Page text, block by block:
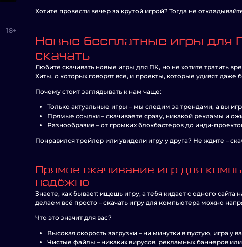
18+
Хотите провести вечер за крутой игрой? Тогда не
Новые бесплатные игры для
скачать
Любите скачивать новые игры для ПК, но не хотите тратить
Хиты, о которых говорят все, и проекты, которые удивят даже
Почему стоит заглядывать к нам чаще:
Только актуальные игры – мы следим за трендами, а вы
Прямые ссылки – скачиваете сразу, никакой рекламы и
Разнообразие – от громких блокбастеров до инди-
Понравился трейлер или увидели игру у друга? Не ждите –
Прямое скачивание игр для
надёжно
Знаете, как бывает: ищешь игру, а тебя кидает с одного
делаем всё просто – скачать игру для компьютера можно
Что это значит для вас?
Высокая скорость загрузки – ни минутки в пустую, игра у
Чистые файлы – никаких вирусов, рекламных баннеров